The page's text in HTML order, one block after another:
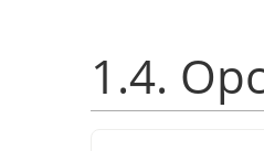
1.4.